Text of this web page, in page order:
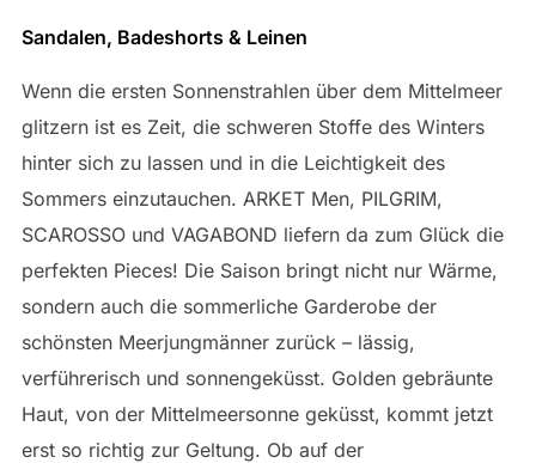
Sandalen, Badeshorts & Leinen
Wenn die ersten Sonnenstrahlen über dem Mittelmeer
glitzern ist es Zeit, die schweren Stoffe des Winters
hinter sich zu lassen und in die Leichtigkeit des
Sommers einzutauchen. ARKET Men, PILGRIM,
SCAROSSO und VAGABOND liefern da zum Glück die
perfekten Pieces! Die Saison bringt nicht nur Wärme,
sondern auch die sommerliche Garderobe der
schönsten Meerjungmänner zurück – lässig,
verführerisch und sonnengeküsst. Golden gebräunte
Haut, von der Mittelmeersonne geküsst, kommt jetzt
erst so richtig zur Geltung. Ob auf der